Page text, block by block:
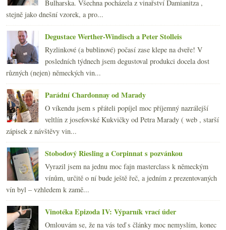
► 2013 (249)
2012
2011 (252)
►2010(249)
►2009(249)
►2008(270)
►2007(108)
Bulharska. Všechna pocházela z vinařství Damianitza ,
stejně jako dnešní vzorek, a pro...
Degustace Werther-Windisch a Peter Stolleis
Ryzlinkové (a bublinové) počasí zase klepe na dveře! V
posledních týdnech jsem degustoval produkci docela dost
různých (nejen) německých vin...
Parádní Chardonnay od Marady
O víkendu jsem s přáteli popíjel moc příjemný nazrálejší
veltlín z josefovské Kukvičky od Petra Marady ( web , starší
zápisek z návštěvy vin...
Stobodový Riesling a Corpinnat s pozvánkou
Vyrazil jsem na jednu moc fajn masterclass k německým
vínům, určitě o ní bude ještě řeč, a jedním z prezentovaných
vín byl – vzhledem k zamě...
Vinotéka Epizoda IV: Výparník vrací úder
Omlouvám se, že na vás teď s články moc nemyslím, konec